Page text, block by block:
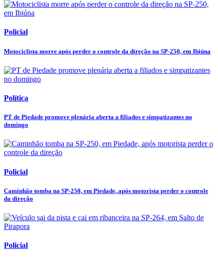
Policial
Motociclista morre após perder o controle da direção na SP-250, em Ibiúna
Política
PT de Piedade promove plenária aberta a filiados e simpatizantes no
domingo
Policial
Caminhão tomba na SP-250, em Piedade, após motorista perder o controle
da direção
Policial